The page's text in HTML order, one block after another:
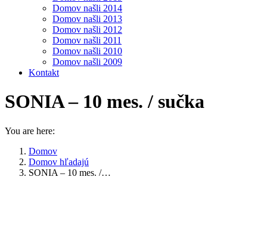
Domov našli 2014
Domov našli 2013
Domov našli 2012
Domov našli 2011
Domov našli 2010
Domov našli 2009
Kontakt
SONIA – 10 mes. / sučka
You are here:
Domov
Domov hľadajú
SONIA – 10 mes. /…